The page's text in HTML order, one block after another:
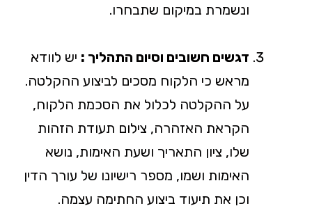
ונשמרת במיקום שתבחרו.
דגשים חשובים וסיום התהליך : יש לוודא
מראש כי הלקוח מסכים לביצוע ההקלטה.
על ההקלטה לכלול את הסכמת הלקוח,
הקראת האזהרה, צילום תעודת הזהות
שלו, ציון התאריך ושעת האימות, נושא
האימות ושמו, מספר רישיונו של עורך הדין
וכן את תיעוד ביצוע החתימה עצמה.